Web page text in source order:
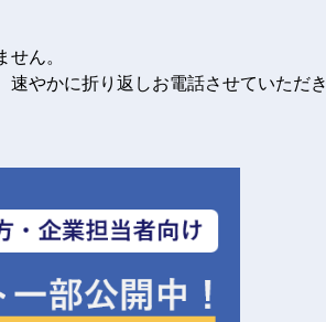
ん。
やかに折り返しお電話させていただき